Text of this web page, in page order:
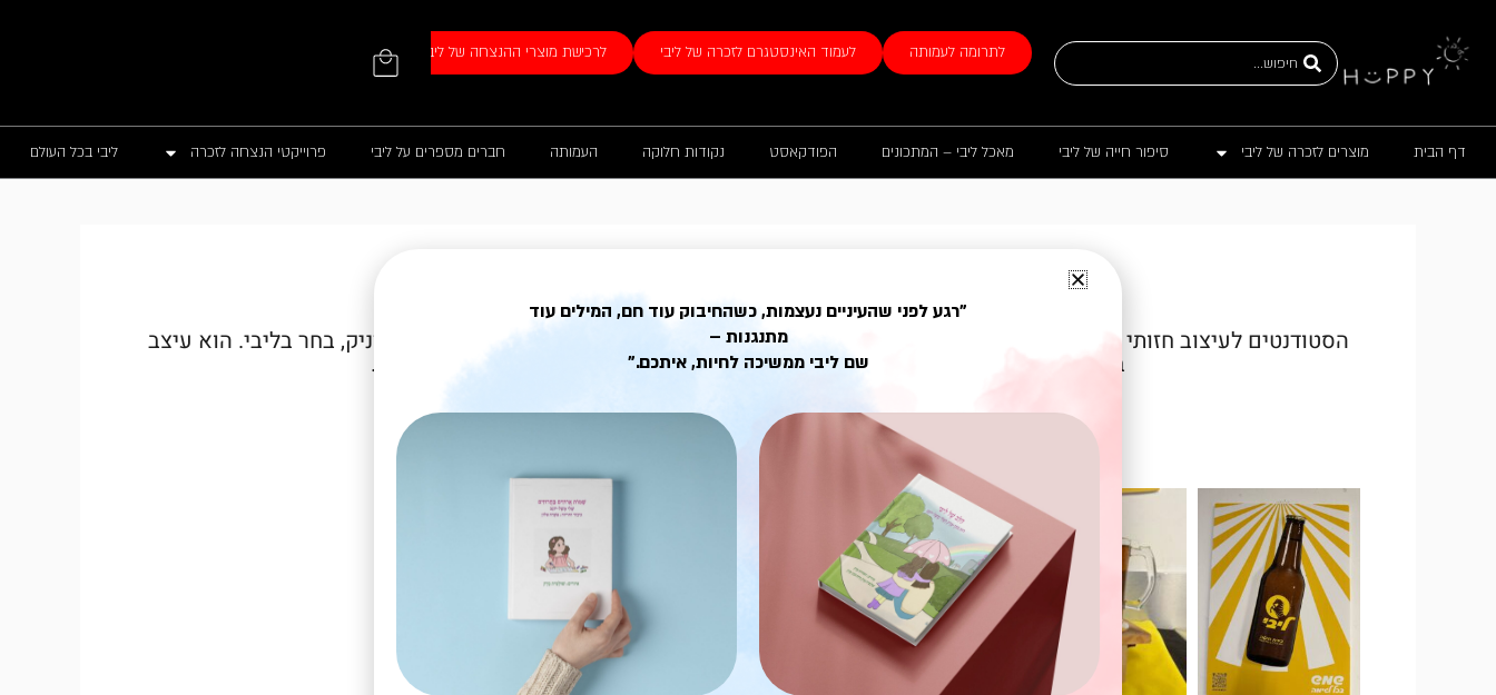
לתוכן
Search
...
לתרומה לעמותה לעמוד האינסטגרם לזכרה של ליבי לרכישת מוצרי ההנצחה של ליבי עגלת
דף הבית מוצרים לזכרה של ליבי סיפור חייה של ליבי מאכל ליבי – המתכונים הפודקאסט נקודות חלוקה העמותה חברים מספרים על ליבי פרוייקטי הנצחה לזכרה ליבי בכל העולם
הסטודנטים לעיצוב חזותי של שנקר הקימו תערוכה שכל כולה עיצוב בירות לזכר הנופלים של ה 7.10.24. טל רזניק, בחר בליבי. הוא עיצב
בירה מדויקת לליבי – קרן השמש של חיינו. הלוגו כולל שמש, סוס ואת שמה של ליבי.
תודה רבה לטל רזניק על החשיבה היצירתית, על הדיוק והיופי של היצירה שלו.
"רגע לפני שהעיניים נעצמות, כשהחיבוק עוד חם, המילים עוד
מתנגנות –
שם ליבי ממשיכה לחיות, איתכם."